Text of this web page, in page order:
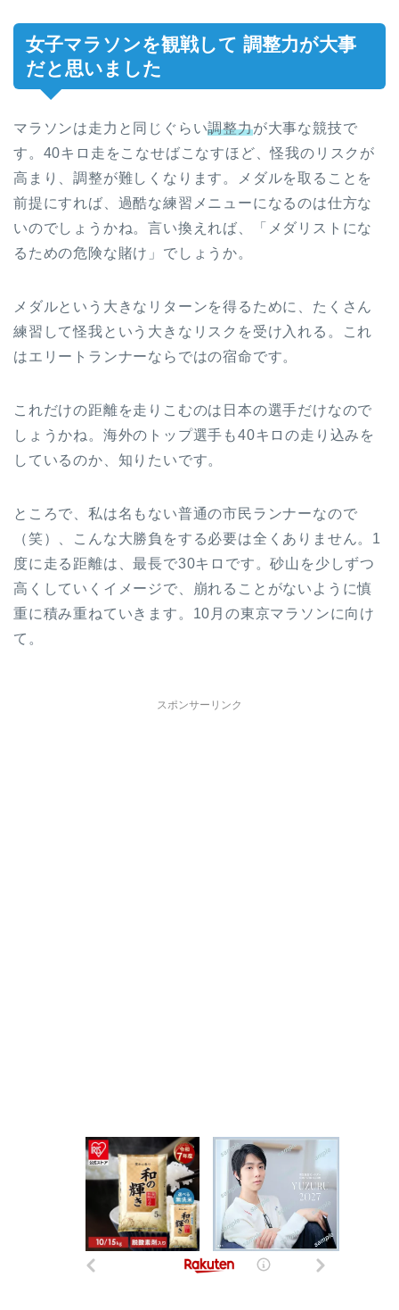
女子マラソンを観戦して 調整力が大事
だと思いました
マラソンは走力と同じぐらい調整力が大事な競技で
す。40キロ走をこなせばこなすほど、怪我のリスクが
高まり、調整が難しくなります。メダルを取ることを
前提にすれば、過酷な練習メニューになるのは仕方な
いのでしょうかね。言い換えれば、「メダリストにな
るための危険な賭け」でしょうか。
メダルという大きなリターンを得るために、たくさん
練習して怪我という大きなリスクを受け入れる。これ
はエリートランナーならではの宿命です。
これだけの距離を走りこむのは日本の選手だけなので
しょうかね。海外のトップ選手も40キロの走り込みを
しているのか、知りたいです。
ところで、私は名もない普通の市民ランナーなので
（笑）、こんな大勝負をする必要は全くありません。1
度に走る距離は、最長で30キロです。砂山を少しずつ
高くしていくイメージで、崩れることがないように慎
重に積み重ねていきます。10月の東京マラソンに向け
て。
スポンサーリンク